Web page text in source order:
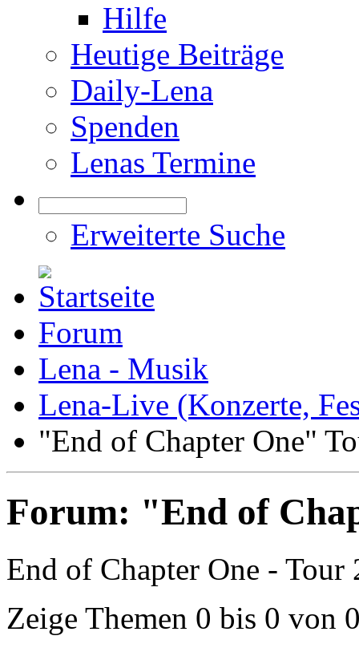
Hilfe
Heutige Beiträge
Daily-Lena
Spenden
Lenas Termine
Erweiterte Suche
Forum
Lena - Musik
Lena-Live (Konzerte,
"End of Chapter One"
Forum: "End of
End of Chapter One - Tour
Zeige Themen 0 bis 0 von